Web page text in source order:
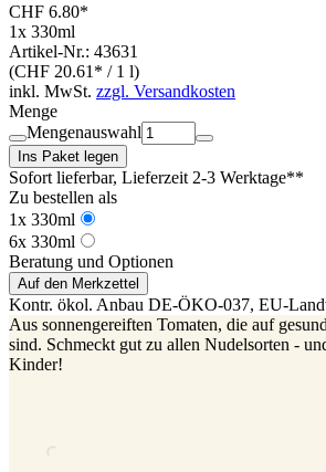
CHF 6.80*
1x 330ml
Artikel-Nr.: 43631
(CHF 20.61* / 1 l)
inkl. MwSt. zzgl. Versandkosten
Menge
Mengenauswahl
Ins Paket legen
Sofort lieferbar, Lieferzeit 2-3 Werktage**
Zu bestellen als
1x 330ml
6x 330ml
Beratung und Optionen
Auf den Merkzettel
Kontr. ökol. Anbau DE-ÖKO-037, EU-
Aus sonnengereiften Tomaten, die auf
sind. Schmeckt gut zu allen Nudelsorten -
Kinder!